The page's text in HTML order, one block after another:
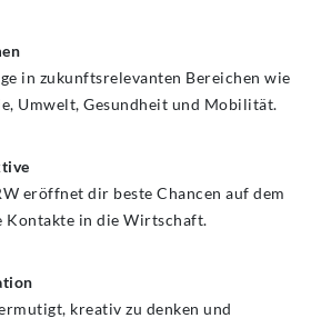
in zukunftsrelevanten Bereichen wie
Umwelt, Gesundheit und Mobilität.
eröffnet dir beste Chancen auf dem
Kontakte in die Wirtschaft.
kreativ zu denken und